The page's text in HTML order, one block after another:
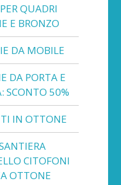
QUADRI
E BRONZO
DA MOBILE
DA PORTA E
SCONTO 50%
IN OTTONE
CITOFONI
OTTONE